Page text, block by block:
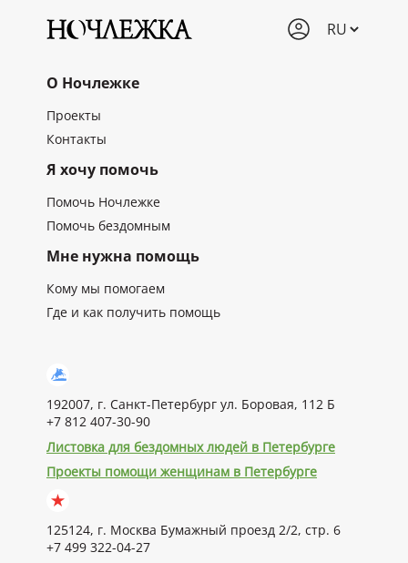
О Ночлежке
Проекты
Контакты
Я хочу помочь
Помочь Ночлежке
Помочь бездомным
Мне нужна помощь
Кому мы помогаем
Где и как получить помощь
192007, г. Санкт-Петербург ул. Боровая, 112 Б
+7 812 407-30-90
Листовка для бездомных людей в Петербурге
Проекты помощи женщинам в Петербурге
125124, г. Москва Бумажный проезд 2/2, стр. 6
+7 499 322-04-27